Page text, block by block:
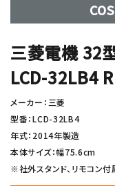
三菱電機 32
LCD-32LB4
メーカー：三菱
型番：LCD-32LB4
年式：2014年製造
本体サイズ：幅75.6cm
※社外スタンド、リモコン付